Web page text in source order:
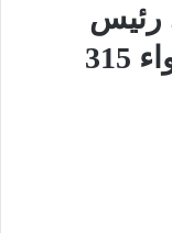
رئيس
الجمهورية بوفاة قائد اللواء 315